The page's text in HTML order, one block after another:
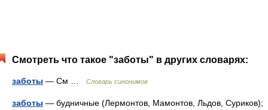
Смотреть что такое "заботы" в других словарях:
заботы — См … Словарь синонимов
заботы — будничные (Лермонтов, Мамонтов, Льдов, Суриков);